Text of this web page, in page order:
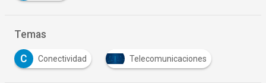
Temas
C Conectividad Telecomunicaciones